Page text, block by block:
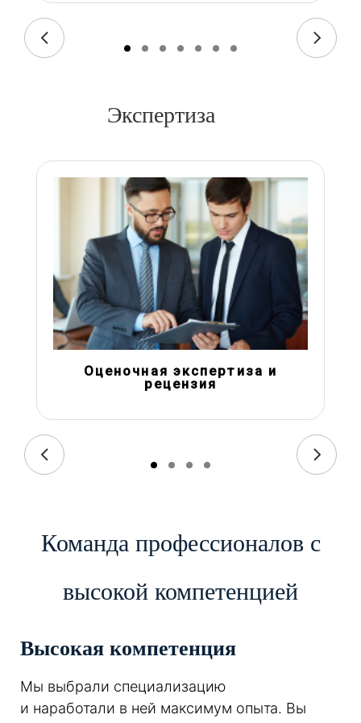
Экспертиза
Оценочная экспертиза и
рецензия
Команда профессионалов с
высокой компетенцией
Высокая компетенция
Мы выбрали специализацию
и наработали в ней максимум опыта. Вы